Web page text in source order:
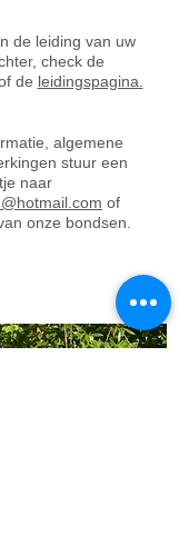
de leiding van uw
check de
de leidingspagina.
algemene
stuur een
naar
of
onze bondsen.